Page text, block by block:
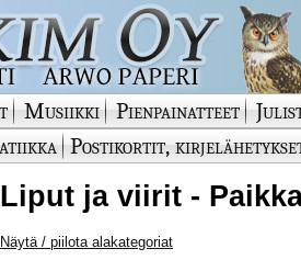
Musiikki Pienpainatteet
Postikortit,
Liput ja viirit -
Näytä / piilota alakategoriat